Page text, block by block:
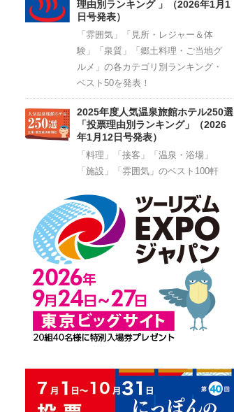
理由別ランキング 」（2026年1月1
日号発表）
「雰囲気」「見所・レジャー＆体
験」「泉質」「郷土料理・ご当地グ
ルメ」の各カテゴリ別ランキング・
ベスト50を発表！
2025年度人気温泉旅館ホテル250選
「投票理由別ランキング」（2026
年1月12日号発表）
「料理」「接客」「温泉・浴場」
「施設」「雰囲気」のベスト100軒